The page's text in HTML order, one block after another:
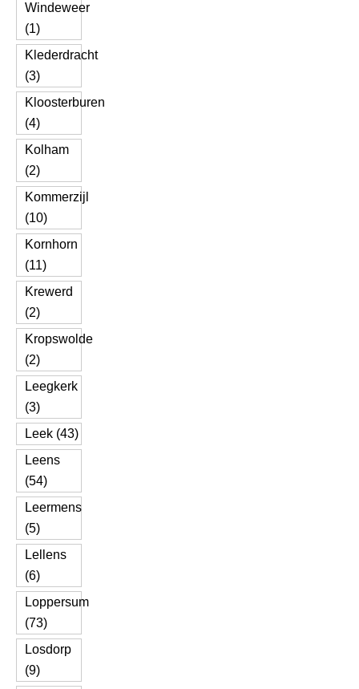
Windeweer
(1)
Klederdracht
(3)
Kloosterburen
(4)
Kolham
(2)
Kommerzijl
(10)
Kornhorn
(11)
Krewerd
(2)
Kropswolde
(2)
Leegkerk
(3)
Leek (43)
Leens
(54)
Leermens
(5)
Lellens
(6)
Loppersum
(73)
Losdorp
(9)